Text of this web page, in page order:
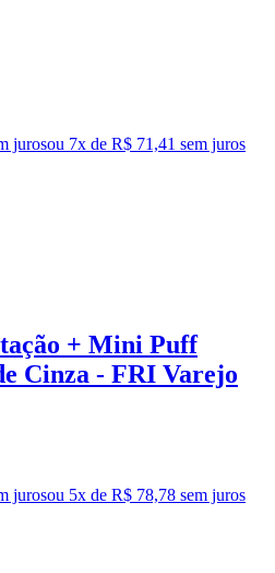
jurosou 7x de R$ 71,41 sem juros
+ Mini Puff
Cinza - FRI Varejo
jurosou 5x de R$ 78,78 sem juros